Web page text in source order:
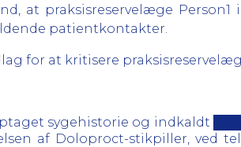
at praksisreservelæge Person1
patientkontakter.
for at kritisere
sygehistorie og indkaldt
af Doloproct-stikpiller, ved